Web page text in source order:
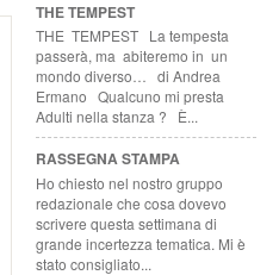
THE TEMPEST
THE TEMPEST La tempesta
passerà, ma abiteremo in un
mondo diverso… di Andrea
Ermano Qualcuno mi presta
Adulti nella stanza ? È...
RASSEGNA STAMPA
Ho chiesto nel nostro gruppo
redazionale che cosa dovevo
scrivere questa settimana di
grande incertezza tematica. Mi è
stato consigliato...